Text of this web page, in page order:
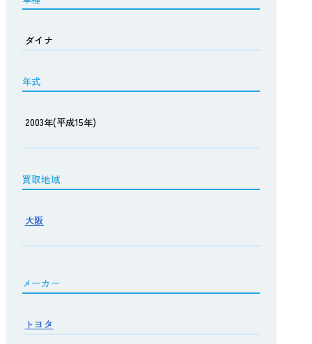
ダイナ
年式
2003年(平成15年)
買取地域
大阪
メーカー
トヨタ